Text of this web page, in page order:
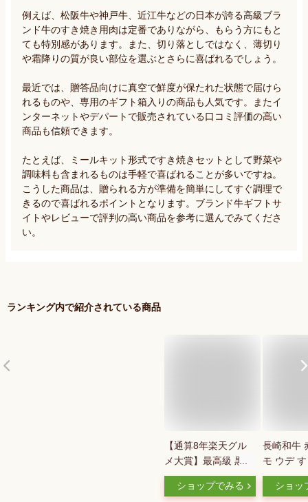
例えば、松阪牛や神戸牛、近江牛などの日本が誇る高級ブラ
ンド牛のすき焼き用肉は定番でありながら、もらう方にもと
ても特別感があります。また、切り落としではなく、薄切り
や霜降りの質が良い部位を選ぶとさらに喜ばれるでしょう。
最近では、贈答品向けに真空で鮮度が保たれた状態で届けら
れるものや、専用のギフト箱入りの商品も人気です。またイ
ンターネットやデパートで販売されている口コミ評価の高い
商品も信頼できます。
たとえば、ミールキット形式ですき焼きセットとして野菜や
調味料も含まれるものは手軽で喜ばれることが多いですね。
こうした商品は、贈られる方が準備を簡単にしてすぐ調理で
きるので喜ばれるポイントとなります。ブランド牛ギフトサ
イトやレビューで評判の高い商品を参考に選んでみてくださ
い。
ランキング内で紹介されている商品
【通算8年楽天グル
メ大賞】最高級 黒毛
和牛 A5等級 霜降り
クラシタロース スラ
ショップでみる
長崎和牛
モ ウデ
ゃぶしゃ
黒毛和牛
ショッ